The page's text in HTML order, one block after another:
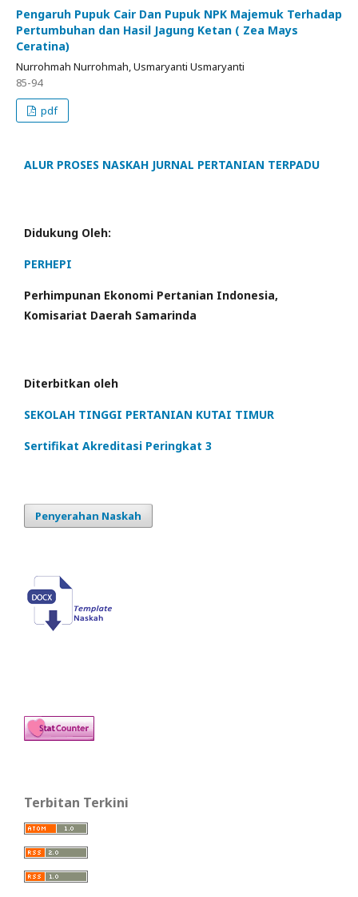
Pengaruh Pupuk Cair Dan Pupuk NPK Majemuk Terhadap
Pertumbuhan dan Hasil Jagung Ketan ( Zea Mays
Ceratina)
Nurrohmah Nurrohmah, Usmaryanti Usmaryanti
85-94
pdf
ALUR PROSES NASKAH JURNAL PERTANIAN TERPADU
Didukung Oleh:
PERHEPI
Perhimpunan Ekonomi Pertanian Indonesia,
Komisariat Daerah Samarinda
Diterbitkan oleh
SEKOLAH TINGGI PERTANIAN KUTAI TIMUR
Sertifikat Akreditasi Peringkat 3
Penyerahan Naskah
Terbitan Terkini